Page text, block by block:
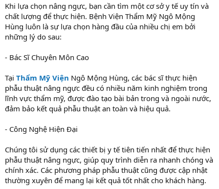
Khi lựa chọn nâng ngực, bạn cần tìm một cơ sở y tế uy tín và
chất lượng để thực hiện. Bệnh Viện Thẩm Mỹ Ngô Mộng
Hùng luôn là sự lựa chọn hàng đầu của nhiều chị em bởi
những lý do sau:
- Bác Sĩ Chuyên Môn Cao
Tại Thẩm Mỹ Viện Ngô Mộng Hùng, các bác sĩ thực hiện
phẫu thuật nâng ngực đều có nhiều năm kinh nghiệm trong
lĩnh vực thẩm mỹ, được đào tạo bài bản trong và ngoài nước,
đảm bảo kết quả phẫu thuật an toàn và hiệu quả.
- Công Nghệ Hiện Đại
Chúng tôi sử dụng các thiết bị y tế tiên tiến nhất để thực hiện
phẫu thuật nâng ngực, giúp quy trình diễn ra nhanh chóng và
chính xác. Các phương pháp phẫu thuật cũng được cập nhật
thường xuyên để mang lại kết quả tốt nhất cho khách hàng.